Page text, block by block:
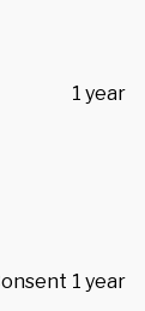
1 year
1 year